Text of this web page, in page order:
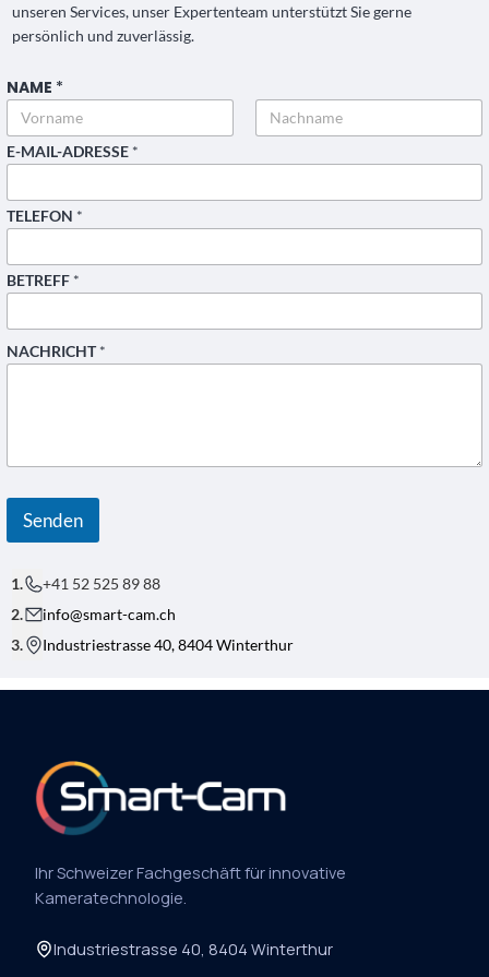
unseren Services, unser Expertenteam unterstützt Sie gerne
persönlich und zuverlässig.
NAME *
Vorname
N
A
H
R
H
T
E
L
E
E-MAIL-ADRESSE *
TELEFON *
BETREFF *
NACHRICHT*
Senden
+41 52 525 89 88
info@smart-cam.ch
Industriestrasse 40, 8404 Winterthur
Ihr Schweizer Fachgeschäft für innovative
Kameratechnologie.
Industriestrasse 40, 8404 Winterthur